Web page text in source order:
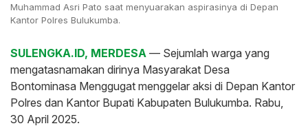
Muhammad Asri Pato saat menyuarakan aspirasinya di Depan
Kantor Polres Bulukumba.
SULENGKA.ID, MERDESA — Sejumlah warga yang
mengatasnamakan dirinya Masyarakat Desa
Bontominasa Menggugat menggelar aksi di Depan Kantor
Polres dan Kantor Bupati Kabupaten Bulukumba. Rabu,
30 April 2025.